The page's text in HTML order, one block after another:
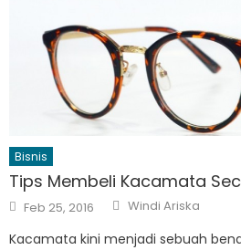
Bisnis
Tips Membeli Kacamata
Posted
on
Feb 25, 2016 Author
Windi Ariska
Kacamata kini menjadi sebuah